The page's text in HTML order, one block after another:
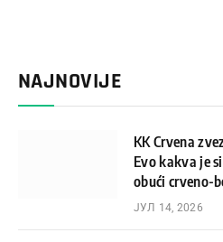
NAJNOVIJE
KK Crvena
Evo kakva je
obući crveno-
ЈУЛ 14, 2026